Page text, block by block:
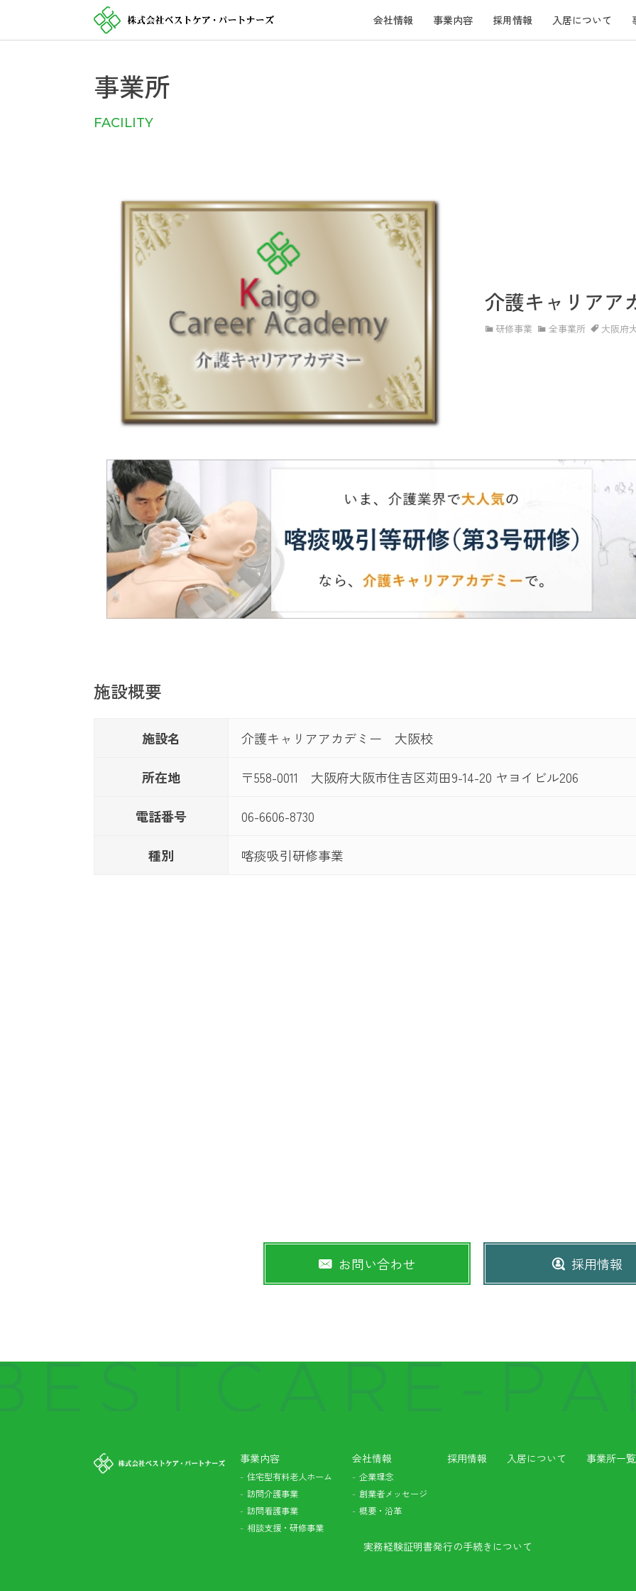
会社情報 事業内容 採用情報 入居について
事業所
FACILITY
介護キャリア
研修事業 全事業所 大阪府
施設概要
施設名 介護キャリアアカデミー 大阪校
所在地 〒558-0011 大阪府大阪市住吉区苅田9-14-20 ヤヨイビル206
電話番号 06-6606-8730
種別 喀痰吸引研修事業
お問い合わせ 採用情報
事業内容
住宅型有料老人ホーム
訪問介護事業
訪問看護事業
相談支援・研修事業
会社情報
企業理念
創業者メッセージ
概要・沿革
採用情報 入居について 事業所一覧
実務経験証明書発行の手続きについて